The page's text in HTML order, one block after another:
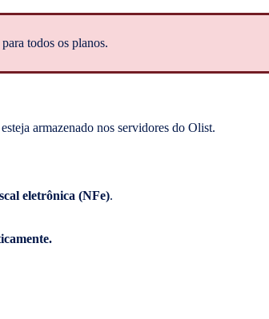
todos os planos.
esteja armazenado nos servidores do Olist.
eletrônica (NFe).